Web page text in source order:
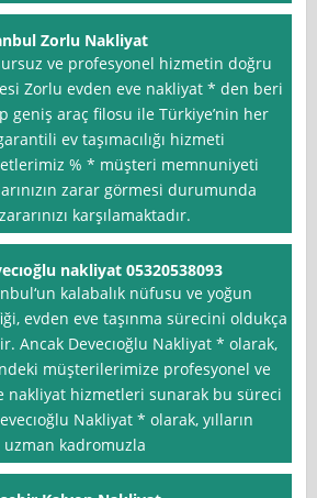
Zorlu Nakliyat
ve profesyonel hizmetin doğru
Zorlu evden eve nakliyat * den beri
geniş araç filosu ile Türkiye’nin her
ev taşımacılığı hizmeti
% * müşteri memnuniyeti
zarar görmesi durumunda
karşılamaktadır.
nakliyat 05320538093
kalabalık nüfusu ve yoğun
evden eve taşınma sürecini oldukça
Ancak Devecıoğlu Nakliyat * olarak,
müşterilerimize profesyonel ve
nakliyat hizmetleri sunarak bu süreci
Nakliyat * olarak, yılların
kadromuzla